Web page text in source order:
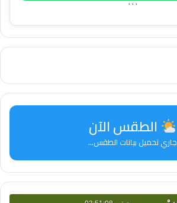
```
الطقس الآن
جاري تحميل بيانات الطقس...